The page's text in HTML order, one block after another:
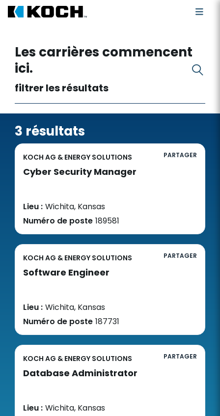
Les carrières commencent
ici.
filtrer les résultats
3 résultats
KOCH AG & ENERGY SOLUTIONS PARTAGER
Cyber Security Manager
Lieu : Wichita, Kansas
Numéro de poste 189581
KOCH AG & ENERGY SOLUTIONS PARTAGER
Software Engineer
Lieu : Wichita, Kansas
Numéro de poste 187731
KOCH AG & ENERGY SOLUTIONS PARTAGER
Database Administrator
Lieu : Wichita, Kansas